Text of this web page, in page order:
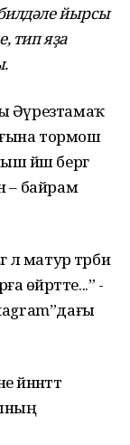
йырсы
тип яҙа
Әүрезтамаҡ
ғына тормош
йәш бергә
– байрам
матур тәрбиә
өйрәтте...” -